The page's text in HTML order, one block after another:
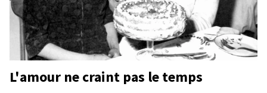
L'amour ne craint pas le temps